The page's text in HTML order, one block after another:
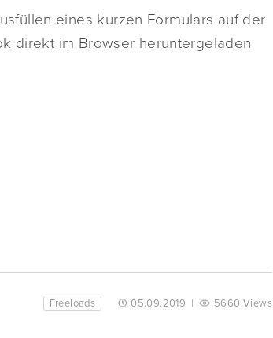
eines kurzen Formulars auf der
direkt im Browser heruntergeladen
Freeloads 05.09.2019 | 5660 Views